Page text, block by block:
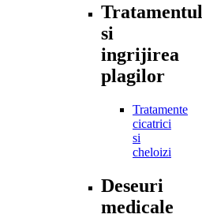
Tratamentul
si
ingrijirea
plagilor
Tratamente
cicatrici
si
cheloizi
Deseuri
medicale